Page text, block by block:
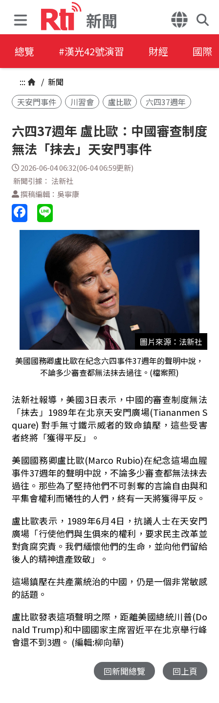
新聞
總覽 #漢光42號演習 財經 國際
::: / 新聞
天安門事件
川習會 盧比歐 六四37週年
六四37週年 盧比歐：中國審查制度
無法「抹去」天安門事件
2026-06-04 06:32(06-04 06:59更新)
新聞引據： 法新社
撰稿編輯：吳寧康
圖片來源：法新社
美國國務卿盧比歐在紀念六四事件37週年的聲明中說，
不論多少審查都無法抹去過往。(檔案照)
法新社報導，美國3日表示，中國的審查制度無法
「抹去」1989年在北京天安門廣場(Tiananmen S
quare) 對手無寸鐵示威者的致命鎮壓，這些受害
者終將「獲得平反」。
美國國務卿盧比歐(Marco Rubio)在紀念這場血腥
事件37週年的聲明中說，不論多少審查都無法抹去
過往。那些為了堅持他們不可剝奪的言論自由與和
平集會權利而犧牲的人們，終有一天將獲得平反。
盧比歐表示，1989年6月4日，抗議人士在天安門
廣場「行使他們與生俱來的權利，要求民主改革並
對貪腐究責。我們緬懷他們的生命，並向他們留給
後人的精神遺產致敬」。
這場鎮壓在共產黨統治的中國，仍是一個非常敏感
的話題。
盧比歐發表這項聲明之際，距離美國總統川普(Do
nald Trump)和中國國家主席習近平在北京舉行峰
會還不到3週。 (編輯:柳向華)
回新聞總覽 回上頁